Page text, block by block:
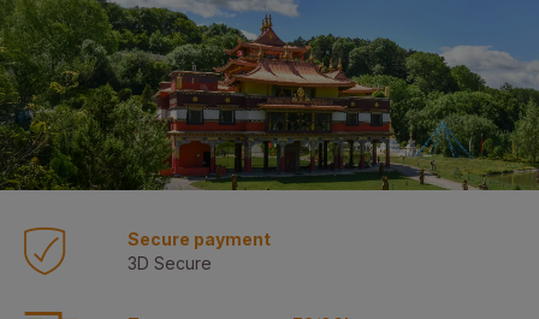
Secure payment
3D Secure